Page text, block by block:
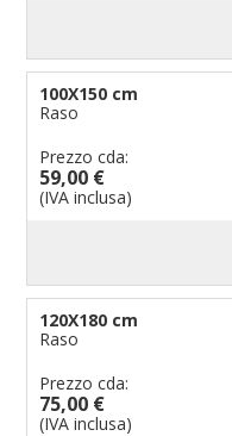
100X150 cm
Raso
Prezzo cda:
59,00 €
(IVA inclusa)
120X180 cm
Raso
Prezzo cda:
75,00 €
(IVA inclusa)